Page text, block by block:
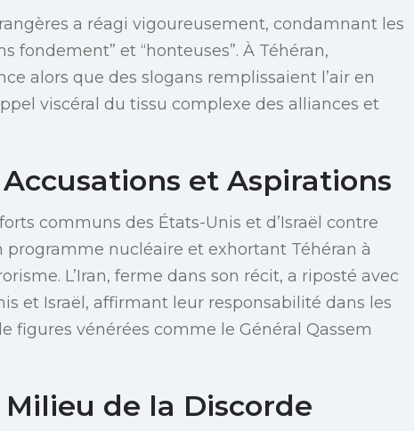
a réagi vigoureusement, condamnant les
fondement” et “honteuses”. À Téhéran,
alors que des slogans remplissaient l’air en
viscéral du tissu complexe des alliances et
et Aspirations
communs des États-Unis et d’Israël contre
programme nucléaire et exhortant Téhéran à
L’Iran, ferme dans son récit, a riposté avec
et Israël, affirmant leur responsabilité dans les
figures vénérées comme le Général Qassem
de la Discorde